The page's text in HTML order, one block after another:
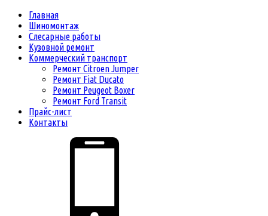
Главная
Шиномонтаж
Слесарные работы
Кузовной ремонт
Коммерческий транспорт
Ремонт Citroen Jumper
Ремонт Fiat Ducato
Ремонт Peugeot Boxer
Ремонт Ford Transit
Прайс-лист
Контакты